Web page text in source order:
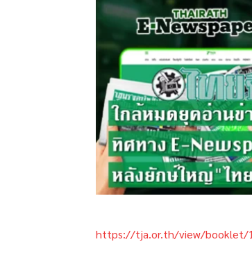
https://tja.or.th/view/booklet/